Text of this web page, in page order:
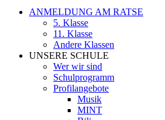
ANMELDUNG AM RATSE
5. Klasse
11. Klasse
Andere Klassen
UNSERE SCHULE
Wer wir sind
Schulprogramm
Profilangebote
Musik
MINT